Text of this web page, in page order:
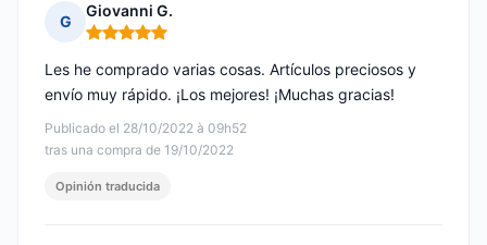
G
Giovanni G.
Nota: 5 de 5
Publicado el 28/10/2022 à 09h52
tras una compra de 19/10/2022
Les he comprado varias cosas. Artículos preciosos y
envío muy rápido. ¡Los mejores! ¡Muchas gracias!
Opinión traducida